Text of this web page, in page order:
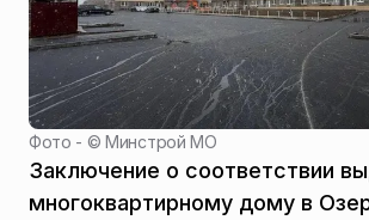
Фото - ©Минстрой МО
Заключение о соответствии
многоквартирному дому в